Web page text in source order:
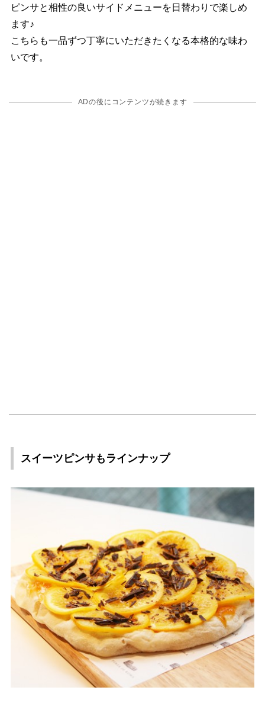
ピンサと相性の良いサイドメニューを日替わりで楽しめ
ます♪
こちらも一品ずつ丁寧にいただきたくなる本格的な味わ
いです。
ADの後にコンテンツが続きます
スイーツピンサもラインナップ